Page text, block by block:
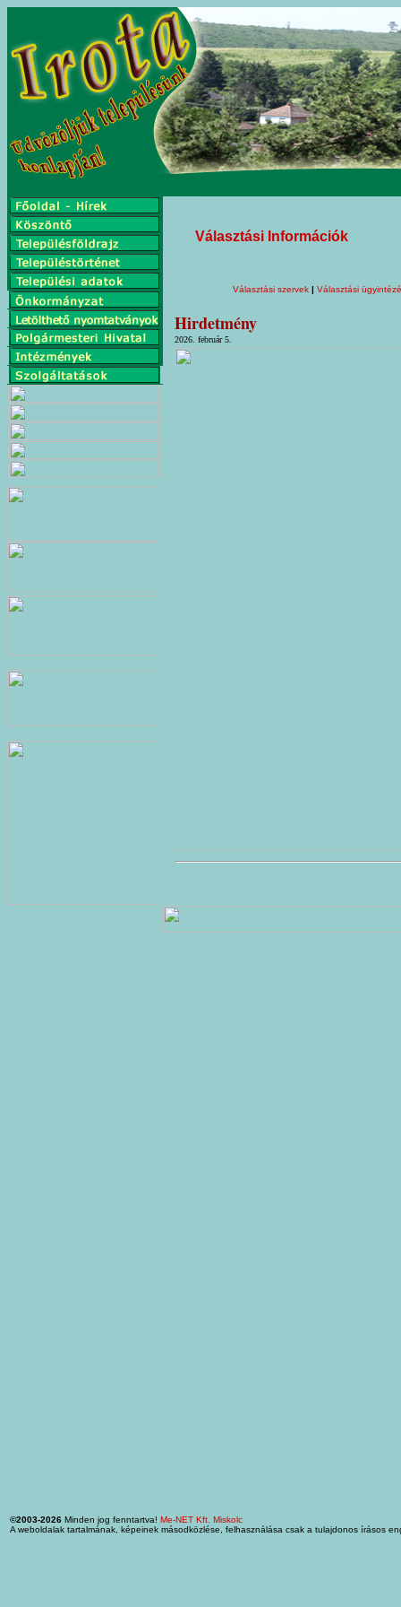
Választási Információk
Választási szervek | Választási
Hirdetmény
2026. február 5.
©2003-2026 Minden jog fenntartva! Me-NET Kft. Miskolc
A weboldalak tartalmának, képeinek másodközlése, felhasználása csak a tulajdonos írásos